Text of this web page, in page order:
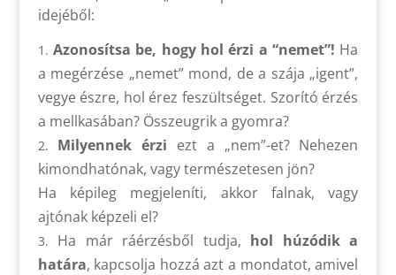
idejéből:
Azonosítsa be, hogy hol érzi a “nemet”! Ha
a megérzése „nemet” mond, de a szája „igent”,
vegye észre, hol érez feszültséget. Szorító érzés
a mellkasában? Összeugrik a gyomra?
Milyennek érzi ezt a „nem”-et? Nehezen
kimondhatónak, vagy természetesen jön?
Ha képileg megjeleníti, akkor falnak, vagy
ajtónak képzeli el?
Ha már ráérzésből tudja, hol húzódik a
határa, kapcsolja hozzá azt a mondatot, amivel